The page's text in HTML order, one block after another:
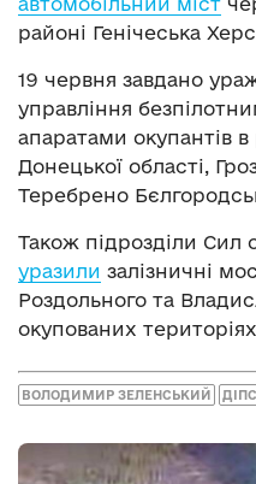
районі Генічеська
19 червня завдано
управління
апаратами окупантів
Донецької області,
Теребрено
Також підрозділи Сил
уразили залізничні
Роздольного та
окупованих
ВОЛОДИМИР ЗЕЛЕНСЬКИЙ